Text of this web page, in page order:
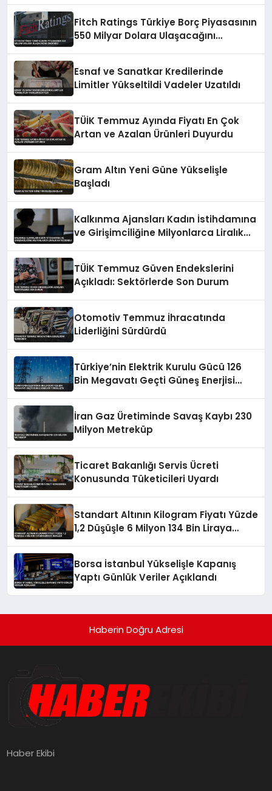
Fitch Ratings Türkiye Borç Piyasasının
550 Milyar Dolara Ulaşacağını
Esnaf ve Sanatkar Kredilerinde
Limitler Yükseltildi Vadeler Uzatıldı
TÜİK Temmuz Ayında Fiyatı En Çok
Artan ve Azalan Ürünleri Duyurdu
Gram Altın Yeni Güne Yükselişle
Başladı
Kalkınma Ajansları Kadın İstihdamına
ve Girişimciliğine Milyonlarca Liralık
TÜİK Temmuz Güven Endekslerini
Açıkladı: Sektörlerde Son Durum
Otomotiv Temmuz İhracatında
Liderliğini Sürdürdü
Türkiye’nin Elektrik Kurulu Gücü 126
Bin Megavatı Geçti Güneş Enerjisi
İran Gaz Üretiminde Savaş Kaybı 230
Milyon Metreküp
Ticaret Bakanlığı Servis Ücreti
Konusunda Tüketicileri Uyardı
Standart Altının Kilogram Fiyatı Yüzde
1,2 Düşüşle 6 Milyon 134 Bin Liraya
Borsa İstanbul Yükselişle Kapanış
Yaptı Günlük Veriler Açıklandı
Haberin Doğru Adresi
Haber Ekibi